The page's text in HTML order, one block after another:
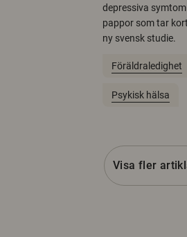
depressiva
pappor som tar
ny svensk studie.
Föräldraledighet
Psykisk hälsa
Visa fler